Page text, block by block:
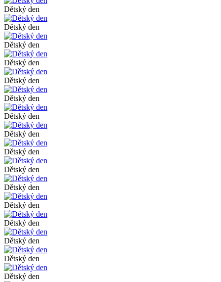
Dětský den
Dětský den
Dětský den
Dětský den
Dětský den
Dětský den
Dětský den
Dětský den
Dětský den
Dětský den
Dětský den
Dětský den
Dětský den
Dětský den
Dětský den
Dětský den